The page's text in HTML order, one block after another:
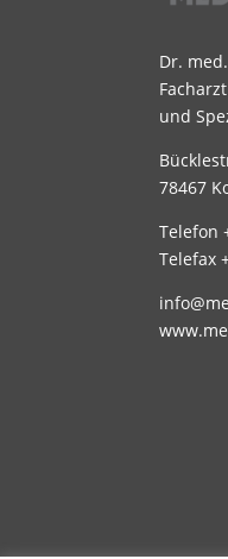
Dr.
und
78467
Telefon
Telefax